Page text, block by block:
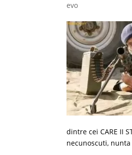
evo
dintre cei CARE II
necunoscuti,